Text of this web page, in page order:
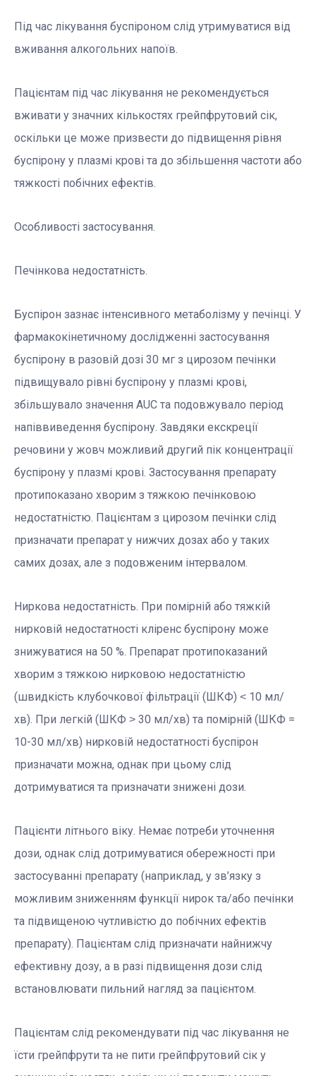
Під час лікування буспіроном слід утримуватися від
вживання алкогольних напоїв.
Пацієнтам під час лікування не рекомендується
вживати у значних кількостях грейпфрутовий сік,
оскільки це може призвести до підвищення рівня
буспірону у плазмі крові та до збільшення частоти або
тяжкості побічних ефектів.
Особливості застосування.
Печінкова недостатність.
Буспірон зазнає інтенсивного метаболізму у печінці. У
фармакокінетичному дослідженні застосування
буспірону в разовій дозі 30 мг з цирозом печінки
підвищувало рівні буспірону у плазмі крові,
збільшувало значення AUC та подовжувало період
напіввиведення буспірону. Завдяки екскреції
речовини у жовч можливий другий пік концентрації
буспірону у плазмі крові. Застосування препарату
протипоказано хворим з тяжкою печінковою
недостатністю. Пацієнтам з цирозом печінки слід
призначати препарат у нижчих дозах або у таких
самих дозах, але з подовженим інтервалом.
Ниркова недостатність. При помірній або тяжкій
нирковій недостатності кліренс буспірону може
знижуватися на 50 %. Препарат протипоказаний
хворим з тяжкою нирковою недостатністю
(швидкість клубочкової фільтрації (ШКФ) ˂ 10 мл/
хв). При легкій (ШКФ ˃ 30 мл/хв) та помірній (ШКФ =
10-30 мл/хв) нирковій недостатності буспірон
призначати можна, однак при цьому слід
дотримуватися та призначати знижені дози.
Пацієнти літнього віку. Немає потреби уточнення
дози, однак слід дотримуватися обережності при
застосуванні препарату (наприклад, у зв’язку з
можливим зниженням функції нирок та/або печінки
та підвищеною чутливістю до побічних ефектів
препарату). Пацієнтам слід призначати найнижчу
ефективну дозу, а в разі підвищення дози слід
встановлювати пильний нагляд за пацієнтом.
Пацієнтам слід рекомендувати під час лікування не
їсти грейпфрути та не пити грейпфрутовий сік у